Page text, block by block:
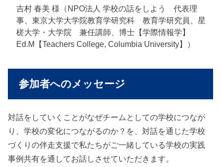
吉村 春美 様（NPO法人 学校の話をしよう 代表理
事、東京大学大学院教育学研究科 教育学研究員、星
槎大学・大学院 兼任講師、博士【学際情報学】
Ed.M【Teachers College, Columbia University】）
参加者へのメッセージ
対話をしていくことがなぜチームとしての学校につなが
り、学校の変化につながるのか？を、対話を通じた学校
づくりの伴走支援で私たちがご一緒している学校の実践
事例共有を通してお話しさせていただきます。